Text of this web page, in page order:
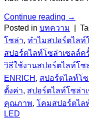
Continue reading →
Posted in บทความ
โซล่า, ทำไมสปอร์ตไลท์
สปอร์ตไลท์โซล่าเซลล์ค
วิธีใช้งานสปอร์ตไลท์โซ
ENRICH , สปอร์ตไลท์โ
ตั้งค่า, สปอร์ตไลท์โซล่า
คุณภาพ, โคมสปอร์ตไล
LED